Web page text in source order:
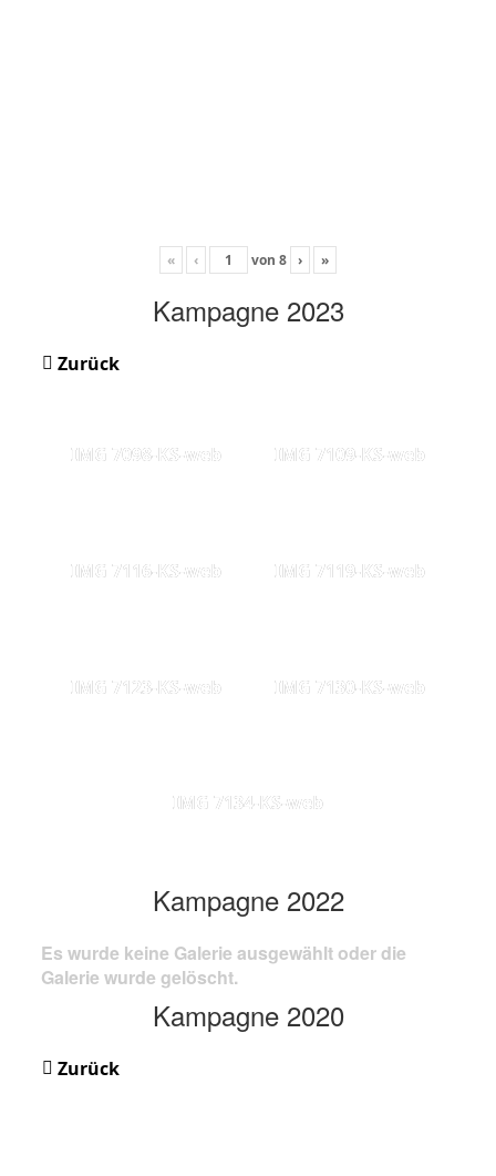
« ‹ von 8 › »
Kampagne 2023
Zurück
IMG 7098-KS-web IMG 7109-KS-web
IMG 7116-KS-web IMG 7119-KS-web
IMG 7123-KS-web IMG 7130-KS-web
IMG 7134-KS-web
Kampagne 2022
Es wurde keine Galerie ausgewählt oder die
Galerie wurde gelöscht.
Kampagne 2020
Zurück